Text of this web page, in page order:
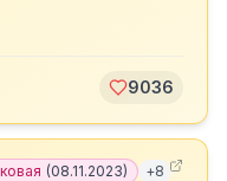
9036
(08.11.2023) +8